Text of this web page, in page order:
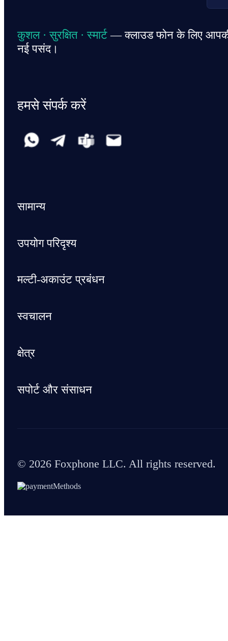
कुशल · सुरक्षित · स्मार्ट— क्लाउड फोन के लिए
नई पसंद।
हमसे संपर्क करें
सामान्य
उपयोग परिदृश्य
मल्टी-अकाउंट प्रबंधन
स्वचालन
क्षेत्र
सपोर्ट और संसाधन
© 2026 Foxphone LLC. All rights reserved.